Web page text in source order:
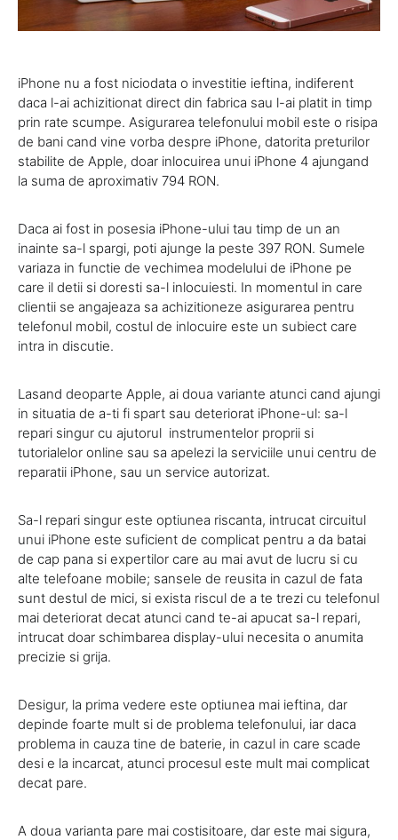
iPhone nu a fost niciodata o investitie ieftina, indiferent
daca l-ai achizitionat direct din fabrica sau l-ai platit in timp
prin rate scumpe. Asigurarea telefonului mobil este o risipa
de bani cand vine vorba despre iPhone, datorita preturilor
stabilite de Apple, doar inlocuirea unui iPhone 4 ajungand
la suma de aproximativ 794 RON.
Daca ai fost in posesia iPhone-ului tau timp de un an
inainte sa-l spargi, poti ajunge la peste 397 RON. Sumele
variaza in functie de vechimea modelului de iPhone pe
care il detii si doresti sa-l inlocuiesti. In momentul in care
clientii se angajeaza sa achizitioneze asigurarea pentru
telefonul mobil, costul de inlocuire este un subiect care
intra in discutie.
Lasand deoparte Apple, ai doua variante atunci cand ajungi
in situatia de a-ti fi spart sau deteriorat iPhone-ul: sa-l
repari singur cu ajutorul instrumentelor proprii si
tutorialelor online sau sa apelezi la serviciile unui centru de
reparatii iPhone, sau un service autorizat.
Sa-l repari singur este optiunea riscanta, intrucat circuitul
unui iPhone este suficient de complicat pentru a da batai
de cap pana si expertilor care au mai avut de lucru si cu
alte telefoane mobile; sansele de reusita in cazul de fata
sunt destul de mici, si exista riscul de a te trezi cu telefonul
mai deteriorat decat atunci cand te-ai apucat sa-l repari,
intrucat doar schimbarea display-ului necesita o anumita
precizie si grija.
Desigur, la prima vedere este optiunea mai ieftina, dar
depinde foarte mult si de problema telefonului, iar daca
problema in cauza tine de baterie, in cazul in care scade
desi e la incarcat, atunci procesul este mult mai complicat
decat pare.
A doua varianta pare mai costisitoare, dar este mai sigura,